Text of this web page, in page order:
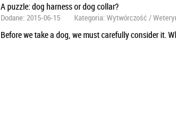
A puzzle: dog harness or dog collar?
Dodane: 2015-06-15 Kategoria: Wytwórczość /
Before we take a dog, we must carefully consider it.